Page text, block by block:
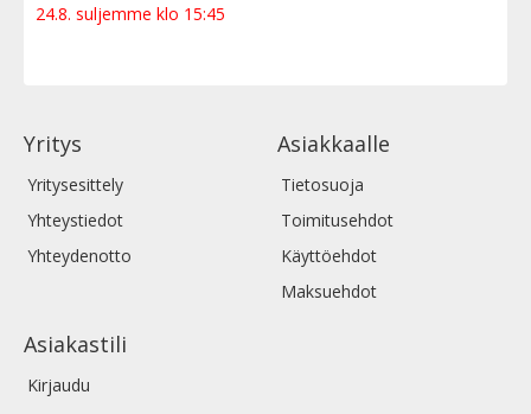
24.8. suljemme klo 15:45
Yritys
Yritysesittely
Yhteystiedot
Yhteydenotto
Asiakkaalle
Tietosuoja
Toimitusehdot
Käyttöehdot
Maksuehdot
Asiakastili
Kirjaudu